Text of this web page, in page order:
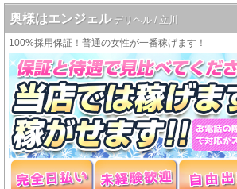
奥様はエンジェル デリヘル / 立川
100%採用保証！普通の女性が一番稼げます！